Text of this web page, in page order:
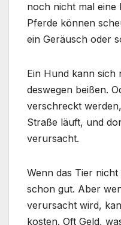
noch nicht mal eine
Pferde können
ein Geräusch oder
Ein Hund kann
deswegen beißen.
verschreckt
Straße läuft, und
verursacht.
Wenn das Tier
schon gut. Aber
verursacht wird,
kosten. Oft Geld,